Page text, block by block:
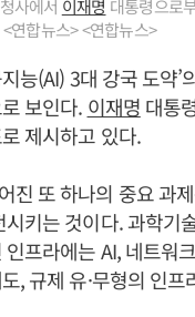
사에서 이재명 대통령으로
연합뉴스> <연합뉴스>
능(AI) 3대 강국 도약
보인다. 이재명 대통
제시하고 있다.
진 또 하나의 중요 과
시키는 것이다. 과학기
프라에는 AI, 네트워
, 규제 유·무형의 인